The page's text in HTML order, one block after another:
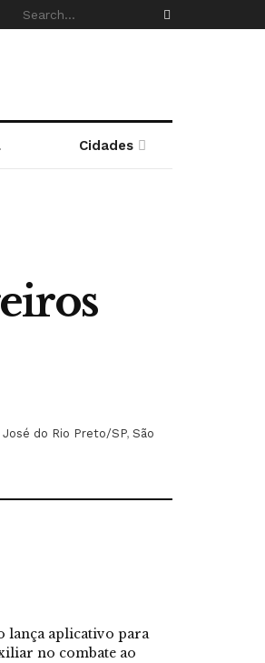
Cidades
José do Rio Preto/SP, São
lança aplicativo para
no combate ao